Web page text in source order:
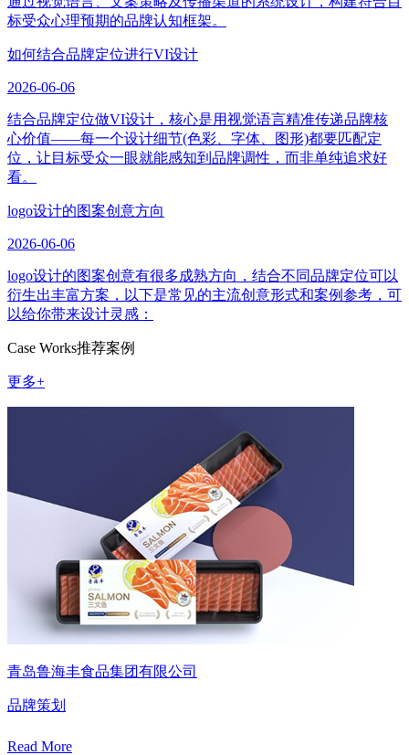
标受众心理预期的品牌认知框架。
如何结合品牌定位进行VI设计
2026-06-06
结合品牌定位做VI设计，核心是用视觉语言精准传递品牌核
心价值——每一个设计细节(色彩、字体、图形)都要匹配定
位，让目标受众一眼就能感知到品牌调性，而非单纯追求好
看。
logo设计的图案创意方向
2026-06-06
logo设计的图案创意有很多成熟方向，结合不同品牌定位可以
衍生出丰富方案，以下是常见的主流创意形式和案例参考，可
以给你带来设计灵感：
Case Works推荐案例
更多+
青岛鲁海丰食品集团有限公司
品牌策划
Read More